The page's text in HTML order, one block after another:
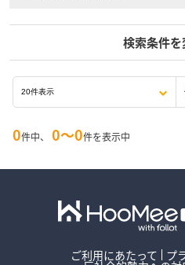
検索条件を
0件中、 0〜0件を表示中
ご利用にあたって プ